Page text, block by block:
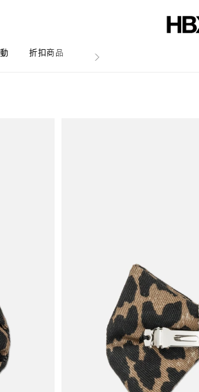
折扣商品 文章